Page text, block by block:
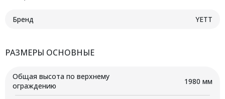
Бренд YETT
РАЗМЕРЫ ОСНОВНЫЕ
Общая высота по верхнему
ограждению
1980 мм